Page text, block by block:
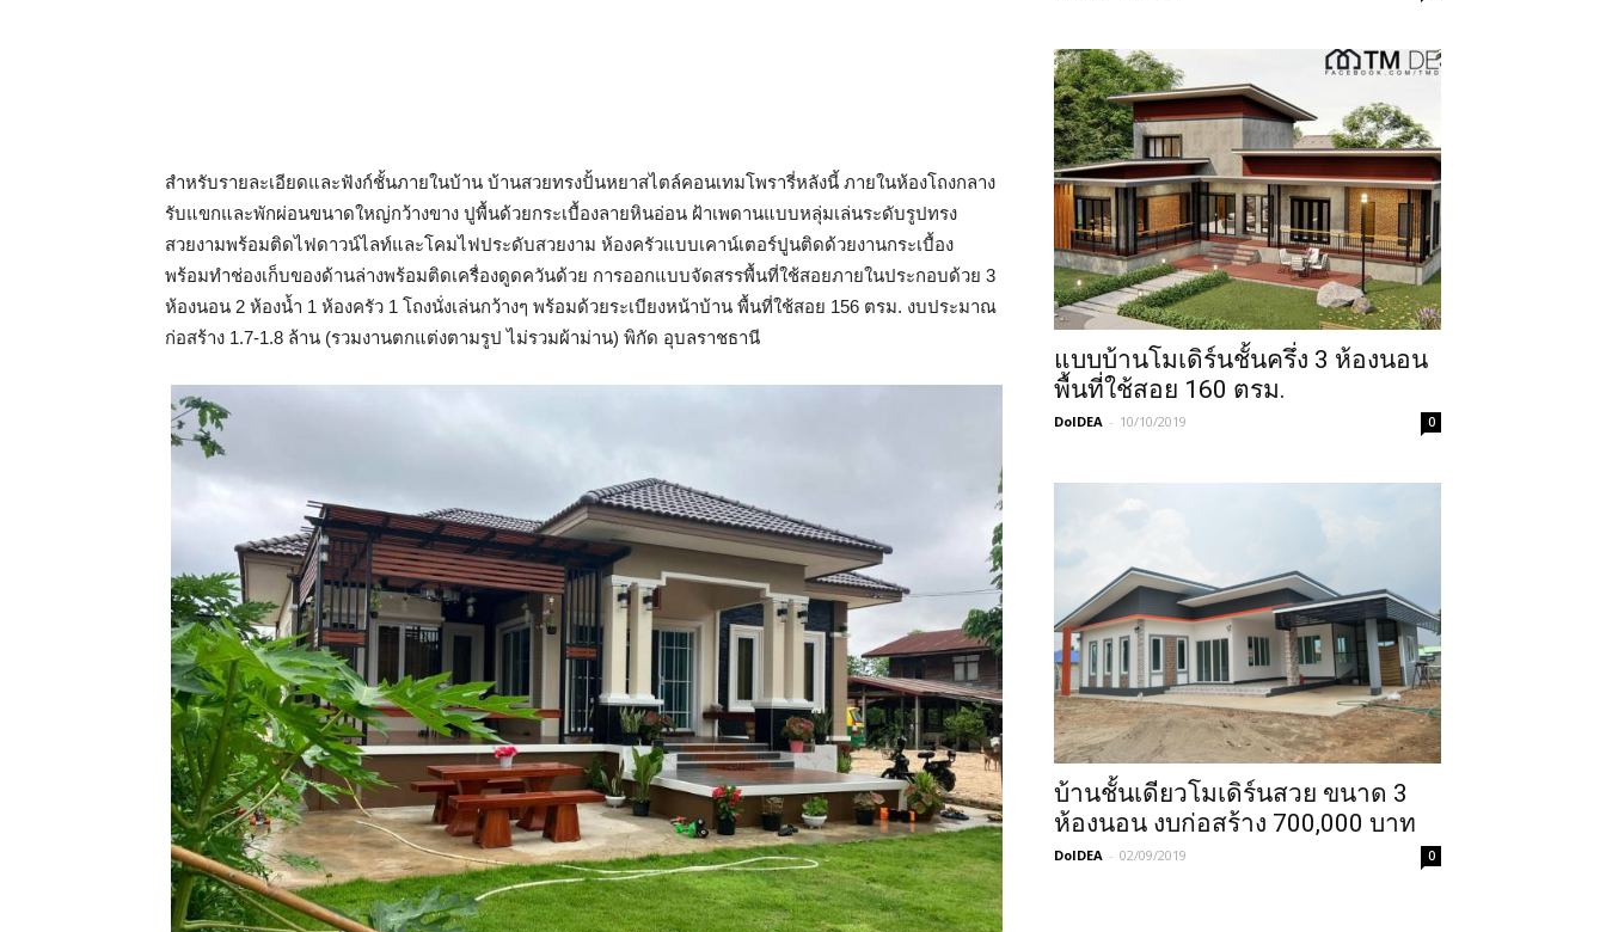
สำหรับรายละเอียดและฟังก์ชั้นภายในบ้าน บ้านสวยทรงปั้นหยาสไตล์คอนเทมโพรารี่หลังนี้ ภายในห้องโถงกลาง
รับแขกและพักผ่อนขนาดใหญ่กว้างขาง ปูพื้นด้วยกระเบื้องลายหินอ่อน ฝ้าเพดานแบบหลุ่มเล่นระดับรูปทรง
สวยงามพร้อมติดไฟดาวน์ไลท์และโคมไฟประดับสวยงาม ห้องครัวแบบเคาน์เตอร์ปูนติดด้วยงานกระเบื้อง
พร้อมทำช่องเก็บของด้านล่างพร้อมติดเครื่องดูดควันด้วย การออกแบบจัดสรรพื้นที่ใช้สอยภายในประกอบด้วย 3
ห้องนอน 2 ห้องน้ำ 1 ห้องครัว 1 โถงนั่งเล่นกว้างๆ พร้อมด้วยระเบียงหน้าบ้าน พื้นที่ใช้สอย 156 ตรม. งบประมาณ
ก่อสร้าง 1.7-1.8 ล้าน (รวมงานตกแต่งตามรูป ไม่รวมผ้าม่าน) พิกัด อุบลราชธานี
แบบบ้านโมเดิร์นชั้นครึ่ง 3 ห้องนอน
พื้นที่ใช้สอย 160 ตรม.
DoIDEA - 10/10/2019 0
บ้านชั้นเดียวโมเดิร์นสวย ขนาด 3
ห้องนอน งบก่อสร้าง 700,000 บาท
DoIDEA - 02/09/2019 0